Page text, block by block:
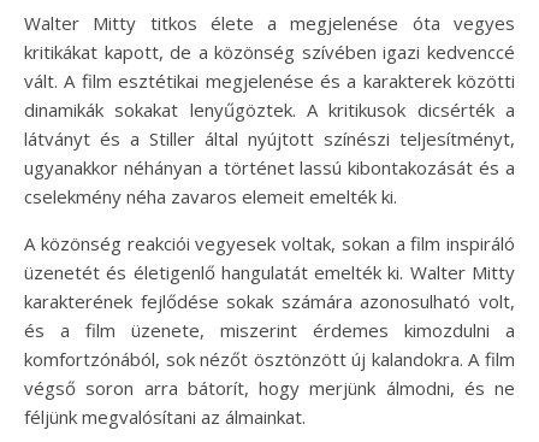
Walter Mitty titkos élete a megjelenése óta vegyes
kritikákat kapott, de a közönség szívében igazi kedvenccé
vált. A film esztétikai megjelenése és a karakterek közötti
dinamikák sokakat lenyűgöztek. A kritikusok dicsérték a
látványt és a Stiller által nyújtott színészi teljesítményt,
ugyanakkor néhányan a történet lassú kibontakozását és a
cselekmény néha zavaros elemeit emelték ki.
A közönség reakciói vegyesek voltak, sokan a film inspiráló
üzenetét és életigenlő hangulatát emelték ki. Walter Mitty
karakterének fejlődése sokak számára azonosulható volt,
és a film üzenete, miszerint érdemes kimozdulni a
komfortzónából, sok nézőt ösztönzött új kalandokra. A film
végső soron arra bátorít, hogy merjünk álmodni, és ne
féljünk megvalósítani az álmainkat.